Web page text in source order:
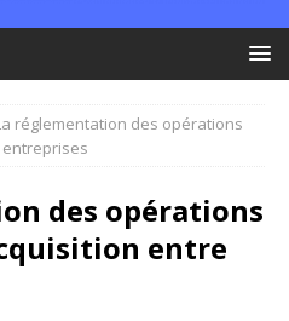
réglementation des opérations
entreprises
des opérations
entre